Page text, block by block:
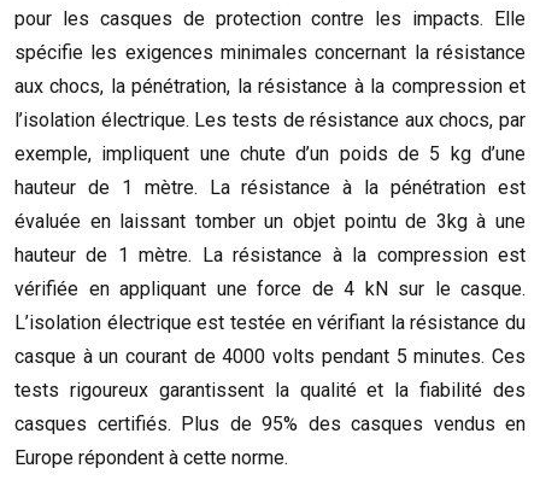
pour les casques de protection contre les impacts. Elle
spécifie les exigences minimales concernant la résistance
aux chocs, la pénétration, la résistance à la compression et
l’isolation électrique. Les tests de résistance aux chocs, par
exemple, impliquent une chute d’un poids de 5 kg d’une
hauteur de 1 mètre. La résistance à la pénétration est
évaluée en laissant tomber un objet pointu de 3kg à une
hauteur de 1 mètre. La résistance à la compression est
vérifiée en appliquant une force de 4 kN sur le casque.
L’isolation électrique est testée en vérifiant la résistance du
casque à un courant de 4000 volts pendant 5 minutes. Ces
tests rigoureux garantissent la qualité et la fiabilité des
casques certifiés. Plus de 95% des casques vendus en
Europe répondent à cette norme.